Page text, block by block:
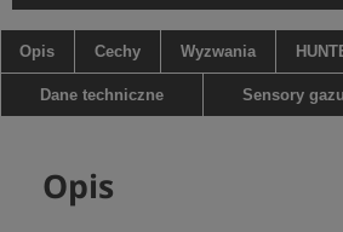
- wbudowana pompa o wysokim
precyzyjne pobieranie próbki
- wytrzymała, poręczna obudowa –
- długi czas pracy do 10 godzin dzięki
0 do 10 ppm - rozdzielczość 0.1 ppm SF₆
Opis Cechy Wyzwania
Dane techniczne Sensory gazu
Opis